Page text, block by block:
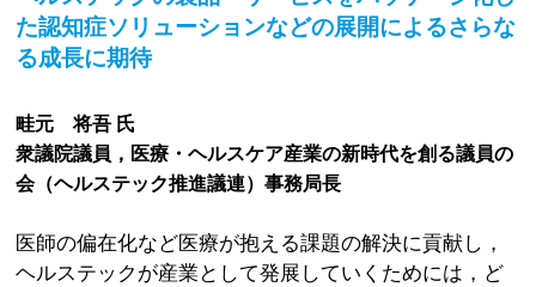
た認知症ソリューションなどの展開によるさらな
る成長に期待
畦元 将吾 氏
衆議院議員，医療・ヘルスケア産業の新時代を創る議員の
会（ヘルステック推進議連）事務局長
医師の偏在化など医療が抱える課題の解決に貢献し，
ヘルステックが産業として発展していくためには，ど